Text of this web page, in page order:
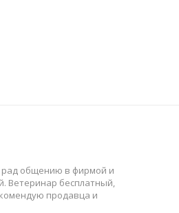
рад общению в фирмой и
Ветеринар бесплатный,
продавца и